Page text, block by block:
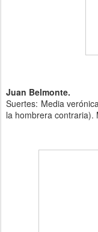
Juan Belmonte.
Suertes: Media
la hombrera contraria).